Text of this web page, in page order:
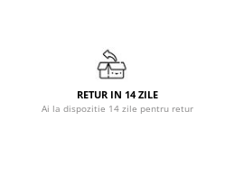
RETUR IN 14 ZILE
Ai la dispozitie 14 zile pentru retur